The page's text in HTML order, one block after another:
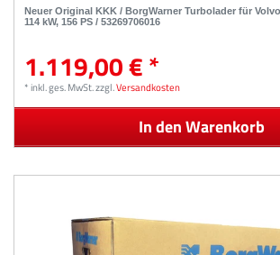
Neuer Original KKK / BorgWarner Turbolader für
114 kW, 156 PS / 53269706016
1.119,00 € *
*inkl. ges. MwSt.zzgl.Versandkosten
In den Warenkorb